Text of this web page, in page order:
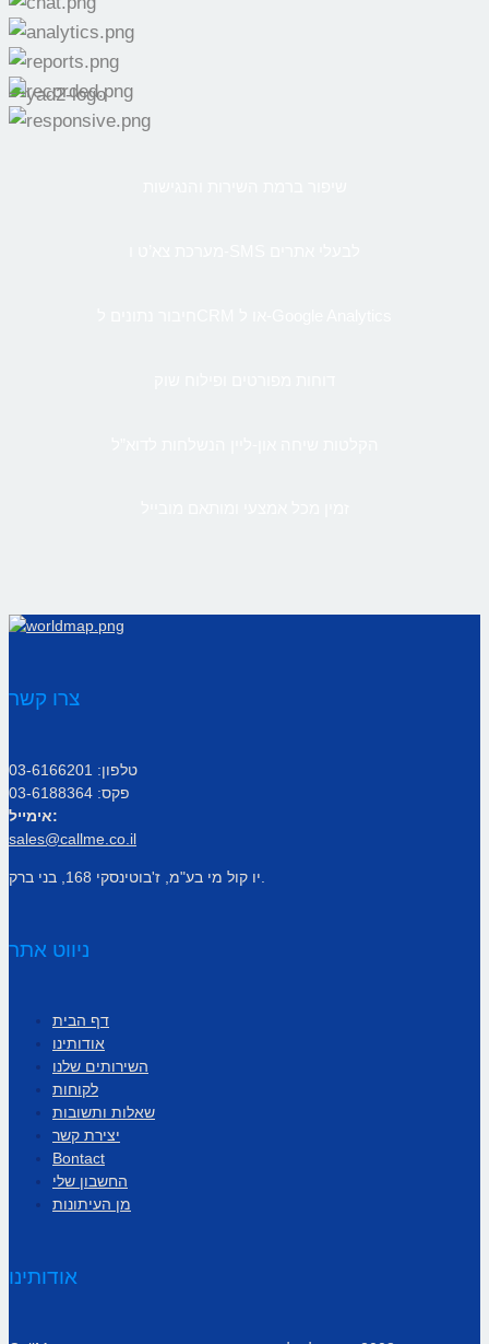
צרו קשר
טלפון: 03-6166201
פקס: 03-6188364
אימייל:
sales@callme.co.il
ניווט אתר
דף הבית
אודותינו
השירותים שלנו
לקוחות
שאלות ותשובות
יצירת קשר
Bontact
החשבון שלי
מן העיתונות
אודותינו